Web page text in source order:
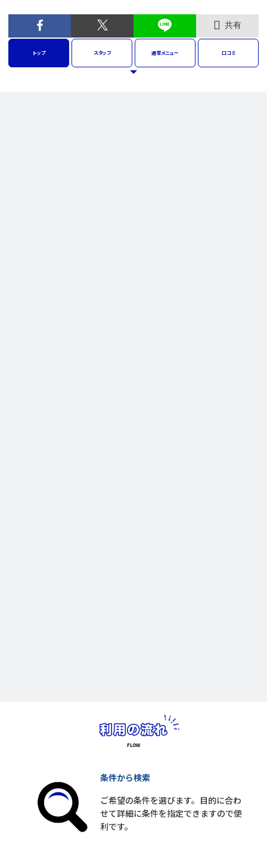
共有
トップ スタッフ 通常メニュー 口コミ
条件から検索
ご希望の条件を選びます。目的に合わ
せて詳細に条件を指定できますので便
利です。